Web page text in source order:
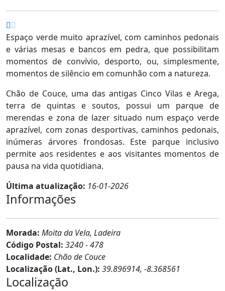
Espaço verde muito aprazível, com caminhos pedonais
e várias mesas e bancos em pedra, que possibilitam
momentos de convívio, desporto, ou, simplesmente,
momentos de silêncio em comunhão com a natureza.
Chão de Couce, uma das antigas Cinco Vilas e Arega,
terra de quintas e soutos, possui um parque de
merendas e zona de lazer situado num espaço verde
aprazível, com zonas desportivas, caminhos pedonais,
inúmeras árvores frondosas. Este parque inclusivo
permite aos residentes e aos visitantes momentos de
pausa na vida quotidiana.
Última atualização: 16-01-2026
Informações
Morada: Moita da Vela, Ladeira
Código Postal: 3240 - 478
Localidade: Chão de Couce
Localização (Lat., Lon.): 39.896914, -8.368561
Localização